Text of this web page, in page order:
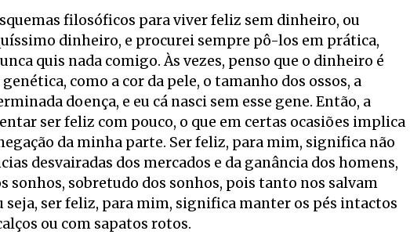
filosóficos para viver feliz sem dinheiro, ou
dinheiro, e procurei sempre pô-los em prática,
quis nada comigo. Às vezes, penso que o dinheiro é
como a cor da pele, o tamanho dos ossos, a
doença, e eu cá nasci sem esse gene. Então, a
ser feliz com pouco, o que em certas ocasiões implica
da minha parte. Ser feliz, para mim, significa não
desvairadas dos mercados e da ganância dos homens,
sonhos, sobretudo dos sonhos, pois tanto nos salvam
seja, ser feliz, para mim, significa manter os pés intactos
ou com sapatos rotos.